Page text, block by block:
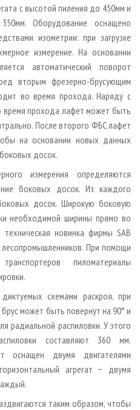
с высотой пиления до 450мм и
Оборудование оснащено
изометрии: при загрузке
измерение. На основании
автоматический поворот
вторым фрезерно-брусующим
во время прохода. Наряду с
время прохода лафет может быть
После второго ФБС лафет
на основании новых данных
досок.
измерения определяются
боковых досок. Из каждого
досок. Широкую боковую
необходимой ширины прямо во
новинка фирмы SAB
При помощи
пиломатериалы
схемами раскроя, при
может быть повернут на 90° и
радиальной распиловки. У этого
составляют 360 мм.
оснащен двумя двигателями
агрегат − двумя
таким образом, чтобы